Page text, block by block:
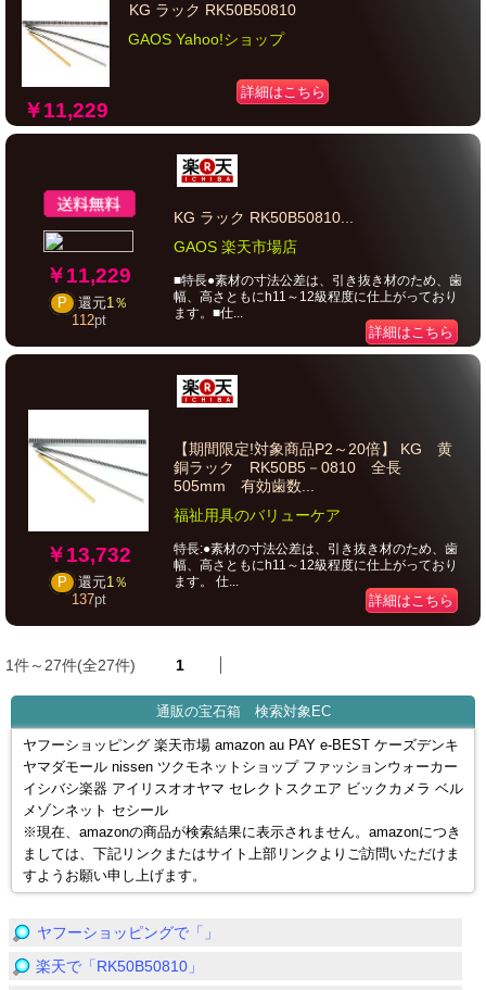
￥11,229
KG ラック RK50B50810
GAOS Yahoo!ショップ
詳細はこちら
￥11,229
P 還元1％
112pt
KG ラック RK50B50810...
GAOS 楽天市場店
■特長●素材の寸法公差は、引き抜き材のため、歯
幅、高さともにh11～12級程度に仕上がっており
ます。■仕...
詳細はこちら
￥13,732
P 還元1％
137pt
【期間限定!対象商品P2～20倍】 KG 黄
銅ラック RK50B5－0810 全長
505mm 有効歯数...
福祉用具のバリューケア
特長:●素材の寸法公差は、引き抜き材のため、歯
幅、高さともにh11～12級程度に仕上がっており
ます。 仕...
詳細はこちら
1件～27件(全27件) 1
通販の宝石箱 検索対象EC
ヤフーショッピング 楽天市場 amazon au PAY e-BEST ケーズデンキ
ヤマダモール nissen ツクモネットショップ ファッションウォーカー
イシバシ楽器 アイリスオオヤマ セレクトスクエア ビックカメラ ベル
メゾンネット セシール
※現在、amazonの商品が検索結果に表示されません。amazonにつき
ましては、下記リンクまたはサイト上部リンクよりご訪問いただけま
すようお願い申し上げます。
ヤフーショッピングで「」
楽天で「RK50B50810」